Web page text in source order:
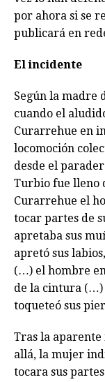
por ahora si se
publicará en
El incidente
Según la madre
cuando el
Curarrehue en
locomoción
desde el
Turbio fue lleno
Curarrehue el
tocar partes de
apretaba sus
apretó sus
(…) el hombre
de la cintura (…)
toqueteó sus
Tras la
allá, la mujer
tocara sus